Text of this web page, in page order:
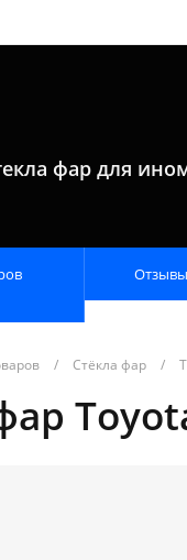
фар для
Отзывы
/ Стёкла фар /